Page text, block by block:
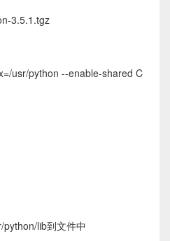
3.5.1.tgz
usr/python --enable-shared C
lib到文件中